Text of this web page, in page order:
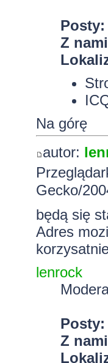
Posty:
Z
Na górę
autor:
Gecko/
będą się
Adres
lenrock
Posty:
Z